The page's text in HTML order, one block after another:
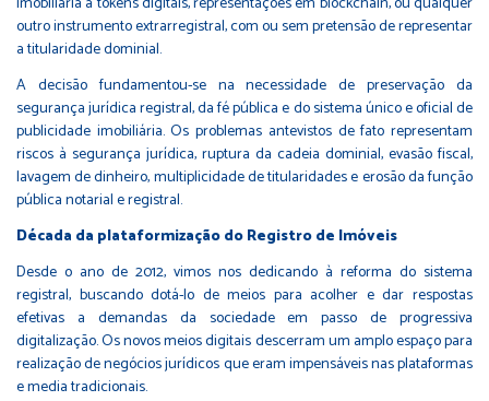
outro instrumento extrarregistral, com ou sem pretensão de representar
a titularidade dominial.
A decisão fundamentou-se na necessidade de preservação da
segurança jurídica registral, da fé pública e do sistema único e oficial de
publicidade imobiliária. Os problemas antevistos de fato representam
riscos à segurança jurídica, ruptura da cadeia dominial, evasão fiscal,
lavagem de dinheiro, multiplicidade de titularidades e erosão da função
pública notarial e registral.
Década da plataformização do Registro de Imóveis
Desde o ano de 2012, vimos nos dedicando à reforma do sistema
registral, buscando dotá-lo de meios para acolher e dar respostas
efetivas a demandas da sociedade em passo de progressiva
digitalização. Os novos meios digitais descerram um amplo espaço para
realização de negócios jurídicos que eram impensáveis nas plataformas
e media tradicionais.